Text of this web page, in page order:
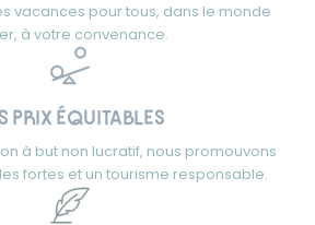
vacances pour tous, dans le monde
à votre convenance.
PRIX ÉQUITABLES
à but non lucratif, nous promouvons
fortes et un tourisme responsable.